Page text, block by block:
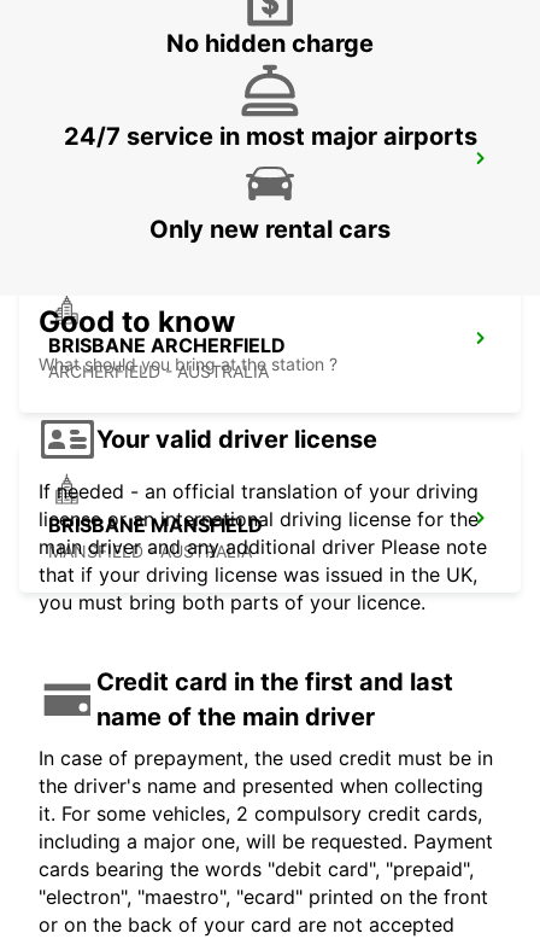
LOGANHOLME - AUSTRALIA
BRISBANE SLACKS CREEK
SLACKS CREEK - AUSTRALIA
BRISBANE ARCHERFIELD
ARCHERFIELD - AUSTRALIA
BRISBANE MANSFIELD
MANSFIELD - AUSTRALIA
No hidden charge
24/7 service in most major airports
Only new rental cars
Good to know
What should you bring at the station ?
Your valid driver license
If needed - an official translation of your driving
license or an international driving license for the
main driver and any additional driver Please note
that if your driving license was issued in the UK,
you must bring both parts of your licence.
Credit card in the first and last
name of the main driver
In case of prepayment, the used credit must be in
the driver's name and presented when collecting
it. For some vehicles, 2 compulsory credit cards,
including a major one, will be requested. Payment
cards bearing the words "debit card", "prepaid",
"electron", "maestro", "ecard" printed on the front
or on the back of your card are not accepted